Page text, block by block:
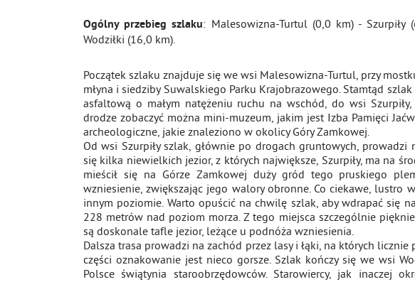
Ogólny przebieg szlaku: Malesowizna-Turtul (0,0 km) -
Wodziłki (16,0 km).
Początek szlaku znajduje się we wsi Malesowizna-Turtul, przy
młyna i siedziby Suwalskiego Parku Krajobrazowego. Stamtąd
asfaltową o małym natężeniu ruchu na wschód, do wsi
drodze zobaczyć można mini-muzeum, jakim jest Izba Pamięci
archeologiczne, jakie znaleziono w okolicy Góry Zamkowej.
Od wsi Szurpiły szlak, głównie po drogach gruntowych,
się kilka niewielkich jezior, z których największe, Szurpiły, ma na
mieścił się na Górze Zamkowej duży gród tego pruskiego
wzniesienie, zwiększając jego walory obronne. Co ciekawe, lustro
innym poziomie. Warto opuścić na chwilę szlak, aby wdrapać się
228 metrów nad poziom morza. Z tego miejsca szczególnie
są doskonale tafle jezior, leżące u podnóża wzniesienia.
Dalsza trasa prowadzi na zachód przez lasy i łąki, na których licznie
części oznakowanie jest nieco gorsze. Szlak kończy się we wsi
Polsce świątynia staroobrzędowców. Starowiercy, jak inaczej